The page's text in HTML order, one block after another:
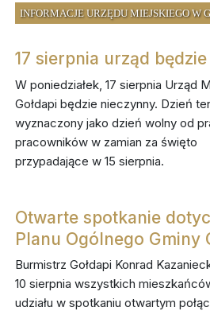
INFORMACJE URZĘDU MIEJSKIEGO W
17 sierpnia urząd
W poniedziałek, 17 sierpnia Urząd
Gołdapi będzie nieczynny. Dzień
wyznaczony jako dzień wolny od
pracowników w zamian za święto
przypadające w 15 sierpnia.
Otwarte spotkanie
Planu Ogólnego Gminy
Burmistrz Gołdapi Konrad
10 sierpnia wszystkich
udziału w spotkaniu otwartym